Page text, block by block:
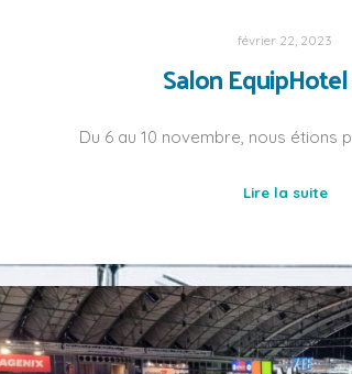
février 22, 2023
Salon
Du 6 au 10 novembre, nous étions
Lire la suite